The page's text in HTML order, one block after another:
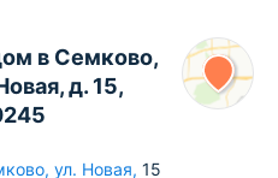
в Семково,
д. 15,
, ул. Новая, 15